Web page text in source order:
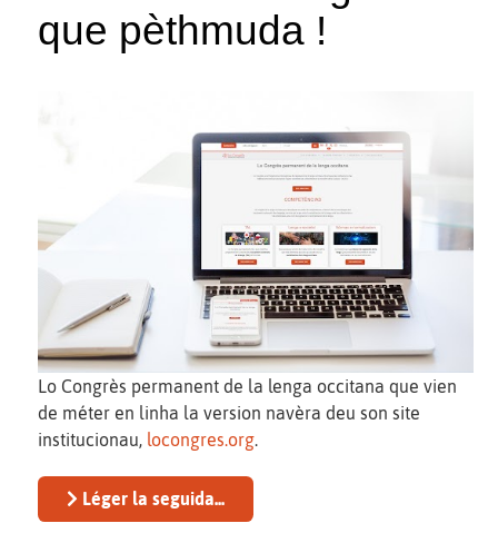
que pèthmuda !
Lo Congrès permanent de la lenga occitana que vien
de méter en linha la version navèra deu son site
institucionau, locongres.org.
Léger la seguida...